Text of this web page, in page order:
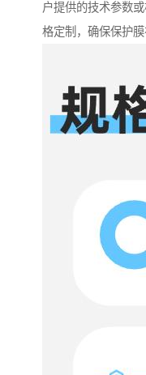
户提供的技术参数
格定制，确保保护膜